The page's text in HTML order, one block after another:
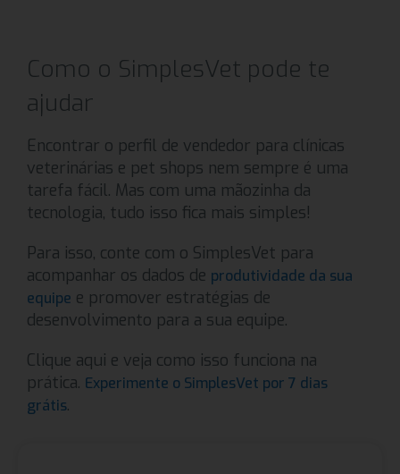
Como o SimplesVet pode te
ajudar
Encontrar o perfil de vendedor para clínicas
veterinárias e pet shops nem sempre é uma
tarefa fácil. Mas com uma mãozinha da
tecnologia, tudo isso fica mais simples!
Para isso, conte com o SimplesVet para
acompanhar os dados de produtividade da sua
equipe e promover estratégias de
desenvolvimento para a sua equipe.
Clique aqui e veja como isso funciona na
prática. Experimente o SimplesVet por 7 dias
grátis.